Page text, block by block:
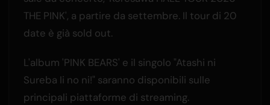
THE PINK', a partire da settembre. Il tour di 20
date è già sold out.
L'album 'PINK BEARS' e il singolo "Atashi ni
Sureba Ii no ni!" saranno disponibili sulle
principali piattaforme di streaming.